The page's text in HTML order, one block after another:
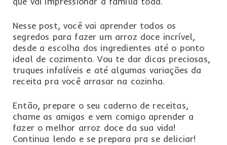
Nesse post, você vai aprender todos os
segredos para fazer um arroz doce incrível,
desde a escolha dos ingredientes até o ponto
ideal de cozimento. Vou te dar dicas preciosas,
truques infalíveis e até algumas variações da
receita pra você arrasar na cozinha.
Então, prepare o seu caderno de receitas,
chame as amigas e vem comigo aprender a
fazer o melhor arroz doce da sua vida!
Continua lendo e se prepara pra se deliciar!